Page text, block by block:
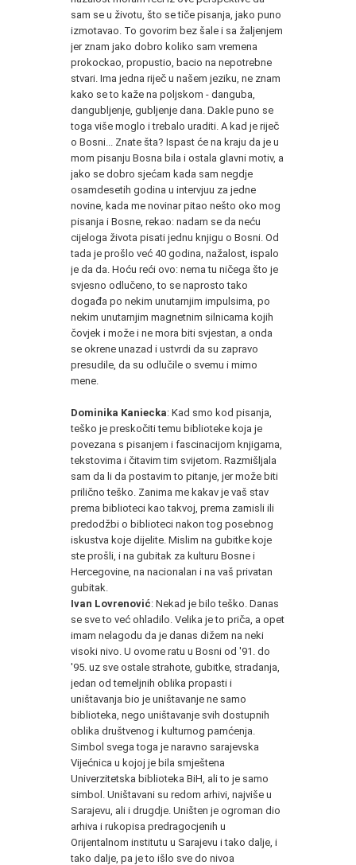
sam se u životu, što se tiče pisanja, jako puno
izmotavao. To govorim bez šale i sa žaljenjem
jer znam jako dobro koliko sam vremena
prokockao, propustio, bacio na nepotrebne
stvari. Ima jedna riječ u našem jeziku, ne znam
kako se to kaže na poljskom - danguba,
dangubljenje, gubljenje dana. Dakle puno se
toga više moglo i trebalo uraditi. A kad je riječ
o Bosni... Znate šta? Ispast će na kraju da je u
mom pisanju Bosna bila i ostala glavni motiv, a
jako se dobro sjećam kada sam negdje
osamdesetih godina u intervjuu za jedne
novine, kada me novinar pitao nešto oko mog
pisanja i Bosne, rekao: nadam se da neću
cijeloga života pisati jednu knjigu o Bosni. Od
tada je prošlo već 40 godina, nažalost, ispalo
je da da. Hoću reći ovo: nema tu ničega što je
svjesno odlučeno, to se naprosto tako
događa po nekim unutarnjim impulsima, po
nekim unutarnjim magnetnim silnicama kojih
čovjek i može i ne mora biti svjestan, a onda
se okrene unazad i ustvrdi da su zapravo
presudile, da su odlučile o svemu i mimo
mene.
Dominika Kaniecka: Kad smo kod pisanja,
teško je preskočiti temu biblioteke koja je
povezana s pisanjem i fascinacijom knjigama,
tekstovima i čitavim tim svijetom. Razmišljala
sam da li da postavim to pitanje, jer može biti
prilično teško. Zanima me kakav je vaš stav
prema biblioteci kao takvoj, prema zamisli ili
predodžbi o biblioteci nakon tog posebnog
iskustva koje dijelite. Mislim na gubitke koje
ste prošli, i na gubitak za kulturu Bosne i
Hercegovine, na nacionalan i na vaš privatan
gubitak.
Ivan Lovrenović: Nekad je bilo teško. Danas
se sve to već ohladilo. Velika je to priča, a opet
imam nelagodu da je danas dižem na neki
visoki nivo. U ovome ratu u Bosni od '91. do
'95. uz sve ostale strahote, gubitke, stradanja,
jedan od temeljnih oblika propasti i
uništavanja bio je uništavanje ne samo
biblioteka, nego uništavanje svih dostupnih
oblika društvenog i kulturnog pamćenja.
Simbol svega toga je naravno sarajevska
Vijećnica u kojoj je bila smještena
Univerzitetska biblioteka BiH, ali to je samo
simbol. Uništavani su redom arhivi, najviše u
Sarajevu, ali i drugdje. Uništen je ogroman dio
arhiva i rukopisa predragocjenih u
Orijentalnom institutu u Sarajevu i tako dalje, i
tako dalje, pa je to išlo sve do nivoa